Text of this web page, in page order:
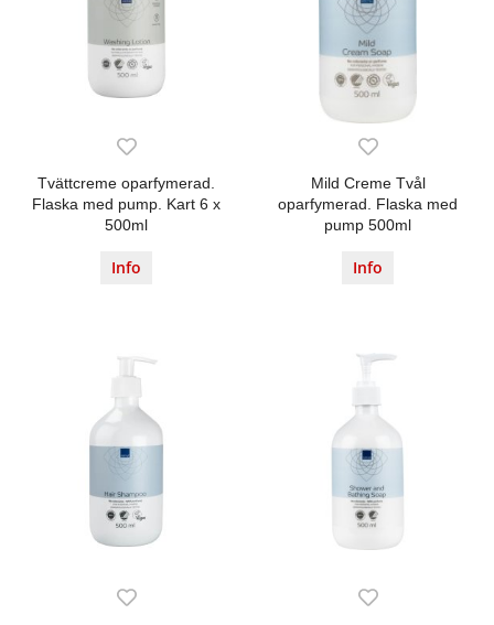
Tvättcreme oparfymerad.
Flaska med pump. Kart 6 x
500ml
Info
Mild Creme Tvål
oparfymerad. Flaska med
pump 500ml
Info